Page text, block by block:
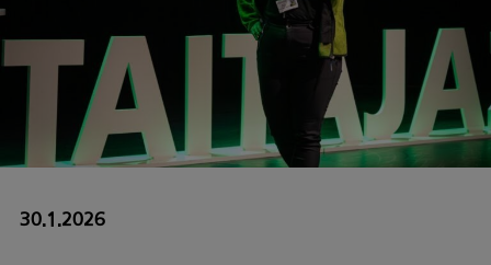
30.1.2026